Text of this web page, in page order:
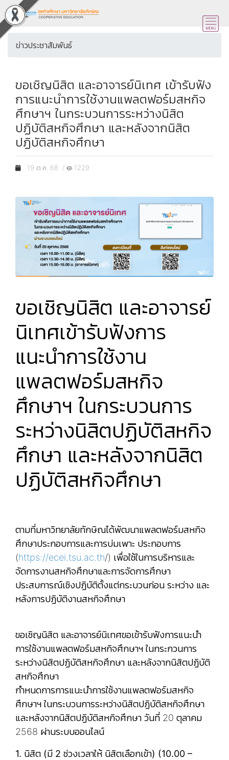
ข่าวประชาสัมพันธ์
ขอเชิญนิสิต และอาจารย์นิเทศ เข้ารับฟัง
การแนะนำการใช้งานแพลตฟอร์มสหกิจ
ศึกษาฯ ในกระบวนการระหว่างนิสิต
ปฏิบัติสหกิจศึกษา และหลังจากนิสิต
ปฏิบัติสหกิจศึกษา
19 ต.ค. 68 / 1229
ขอเชิญนิสิต และอาจารย์
นิเทศเข้ารับฟังการ
แนะนำการใช้งาน
แพลตฟอร์มสหกิจ
ศึกษาฯ ในกระบวนการ
ระหว่างนิสิตปฏิบัติสหกิจ
ศึกษา และหลังจากนิสิต
ปฏิบัติสหกิจศึกษา
ตามที่มหาวิทยาลัยทักษิณได้พัฒนาแพลตฟอร์มสหกิจ
ศึกษาประกอบการและการบ่มเพาะ ประกอบการ
(https://ecei.tsu.ac.th/) เพื่อใช้ในการบริหารและ
จัดการงานสหกิจศึกษาและการจัดการศึกษา
ประสบการณ์เชิงปฏิบัติตั้งแต่กระบวนก่อน ระหว่าง และ
หลังการปฏิบัติงานสหกิจศึกษา
ขอเชิญนิสิต และอาจารย์นิเทศขอเข้ารับฟังการแนะนำ
การใช้งานแพลตฟอร์มสหกิจศึกษาฯ ในกระกวนการ
ระหว่างนิสิตปฏิบัติสหกิจศึกษา และหลังจากนิสิตปฏิบัติ
สหกิจศึกษา
กำหนดการการแนะนำการใช้งานแพลตฟอร์มสหกิจ
ศึกษาฯ ในกระบวนการระหว่างนิสิตปฏิบัติสหกิจศึกษา
และหลังจากนิสิตปฏิบัติสหกิจศึกษา วันที่ 20 ตุลาคม
2568 ผ่านระบบออนไลน์
1. นิสิต (มี 2 ช่วงเวลาให้ นิสิตเลือกเข้า) (10.00 –